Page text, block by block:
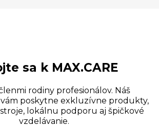
sa k MAX.CARE
rodiny profesionálov. Náš
poskytne exkluzívne produkty,
lokálnu podporu aj špičkové
vzdelávanie.